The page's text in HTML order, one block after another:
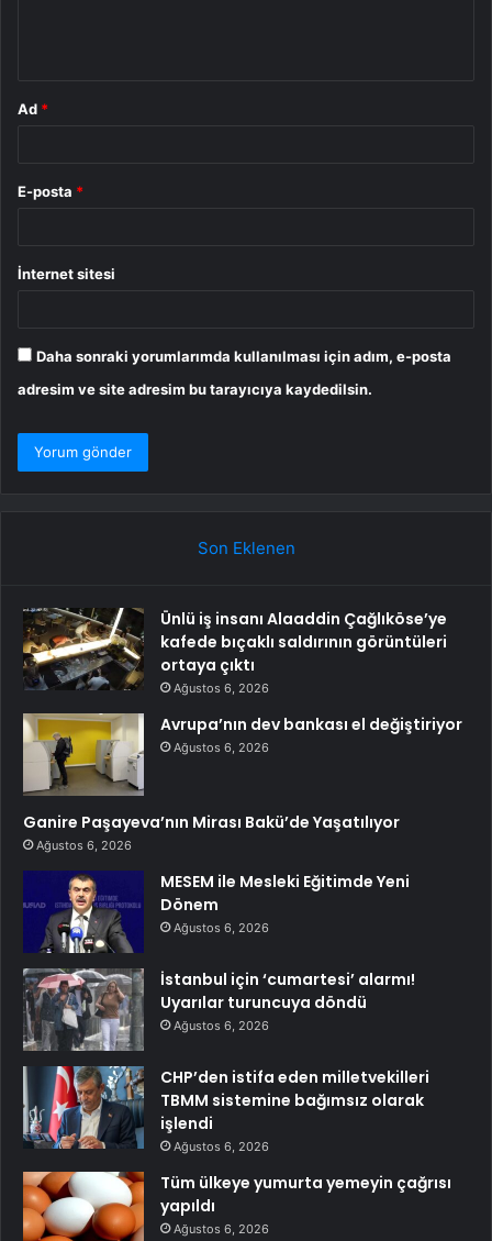
Ad *
E-posta *
İnternet sitesi
Daha sonraki yorumlarımda kullanılması için adım, e-posta
adresim ve site adresim bu tarayıcıya kaydedilsin.
Son Eklenen
Ünlü iş insanı Alaaddin Çağlıköse’ye
kafede bıçaklı saldırının görüntüleri
ortaya çıktı
Ağustos 6, 2026
Avrupa’nın dev bankası el değiştiriyor
Ağustos 6, 2026
Ganire Paşayeva’nın Mirası Bakü’de Yaşatılıyor
Ağustos 6, 2026
MESEM ile Mesleki Eğitimde Yeni
Dönem
Ağustos 6, 2026
İstanbul için ‘cumartesi’ alarmı!
Uyarılar turuncuya döndü
Ağustos 6, 2026
CHP’den istifa eden milletvekilleri
TBMM sistemine bağımsız olarak
işlendi
Ağustos 6, 2026
Tüm ülkeye yumurta yemeyin çağrısı
yapıldı
Ağustos 6, 2026